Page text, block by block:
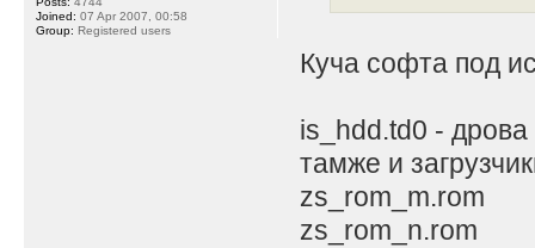
Куча софта под
is_hdd.td0 -
тамже и
zs_rom_m.rom
zs_rom_n.rom
Joined: 07 Apr 2007, 00:58
Group: Registered users